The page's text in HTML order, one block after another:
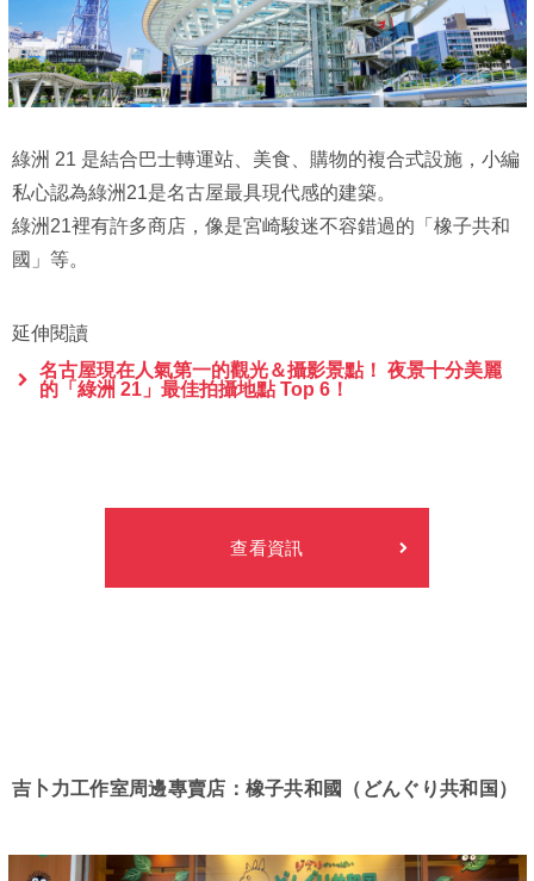
綠洲 21 是結合巴士轉運站、美食、購物的複合式設施，小編
私心認為綠洲21是名古屋最具現代感的建築。
綠洲21裡有許多商店，像是宮崎駿迷不容錯過的「橡子共和
國」等。
延伸閱讀
名古屋現在人氣第一的觀光＆攝影景點！ 夜景十分美麗
的「綠洲 21」最佳拍攝地點 Top 6！
查看資訊
吉卜力工作室周邊專賣店：橡子共和國（どんぐり共和国）